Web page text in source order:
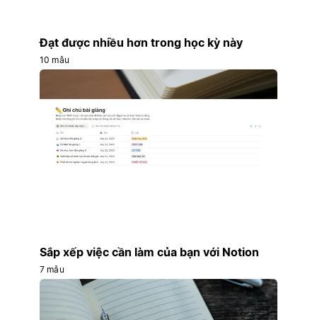
Đạt được nhiều hơn trong học kỳ này
10 mẫu
Sắp xếp việc cần làm của bạn với Notion
7 mẫu